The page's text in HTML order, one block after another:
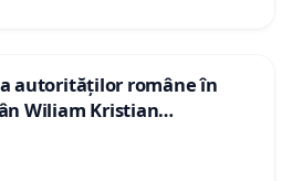
autorităților române în
Wiliam Kristian
în Danemarca de